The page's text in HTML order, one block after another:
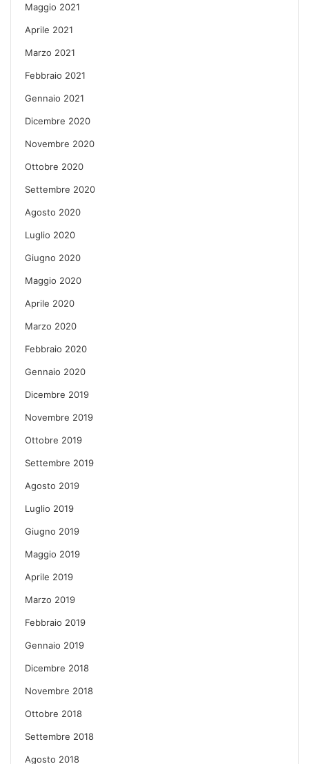
Maggio 2021
Aprile 2021
Marzo 2021
Febbraio 2021
Gennaio 2021
Dicembre 2020
Novembre 2020
Ottobre 2020
Settembre 2020
Agosto 2020
Luglio 2020
Giugno 2020
Maggio 2020
Aprile 2020
Marzo 2020
Febbraio 2020
Gennaio 2020
Dicembre 2019
Novembre 2019
Ottobre 2019
Settembre 2019
Agosto 2019
Luglio 2019
Giugno 2019
Maggio 2019
Aprile 2019
Marzo 2019
Febbraio 2019
Gennaio 2019
Dicembre 2018
Novembre 2018
Ottobre 2018
Settembre 2018
Agosto 2018